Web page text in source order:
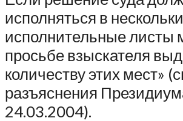
исполняться в
исполнительные листы
просьбе взыскателя
количеству этих мест»
разъяснения
24.03.2004).